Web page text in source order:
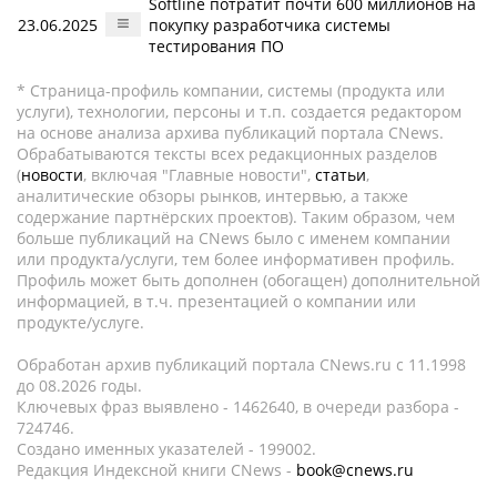
23.06.2025
покупку разработчика системы
тестирования ПО
* Страница-профиль компании, системы (продукта или
услуги), технологии, персоны и т.п. создается редактором
на основе анализа архива публикаций портала CNews.
Обрабатываются тексты всех редакционных разделов
(новости, включая "Главные новости", статьи,
аналитические обзоры рынков, интервью, а также
содержание партнёрских проектов). Таким образом, чем
больше публикаций на CNews было с именем компании
или продукта/услуги, тем более информативен профиль.
Профиль может быть дополнен (обогащен) дополнительной
информацией, в т.ч. презентацией о компании или
продукте/услуге.
Обработан архив публикаций портала CNews.ru c 11.1998
до 08.2026 годы.
Ключевых фраз выявлено - 1462640, в очереди разбора -
724746.
Создано именных указателей - 199002.
Редакция Индексной книги CNews - book@cnews.ru